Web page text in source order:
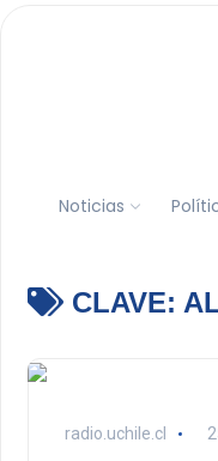
Noticias
CLAVE:
radio.uchile.cl